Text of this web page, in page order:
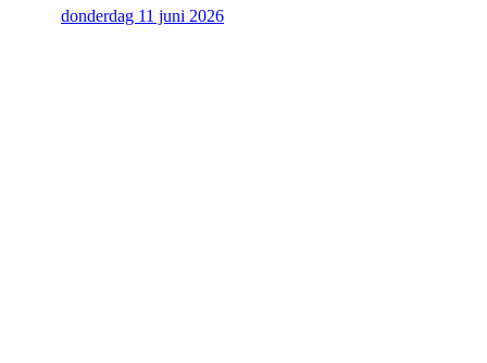
donderdag 11 juni 2026